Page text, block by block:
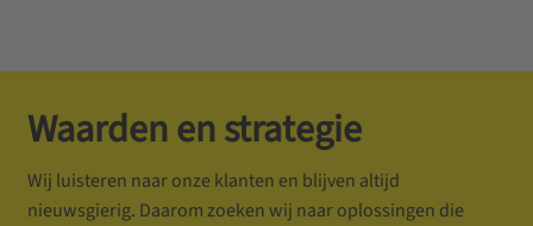
Waarden en strategie
Wij luisteren naar onze klanten en blijven altijd
nieuwsgierig. Daarom zoeken wij naar oplossingen die